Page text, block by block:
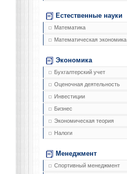
Естественные науки
Математика
Математическая экономика
Экономика
Бухгалтерский учет
Оценочная деятельность
Инвестиции
Бизнес
Экономическая теория
Налоги
Менеджмент
Спортивный менеджмент